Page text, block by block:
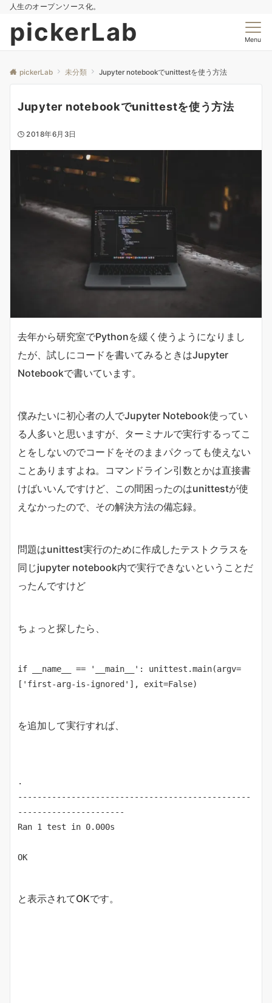
人生のオープンソース化。
pickerLab Menu
pickerLab 未分類 Jupyter notebookでunittestを使う方法
Jupyter notebookでunittestを使う方法
2018年6月3日
去年から研究室でPythonを緩く使うようになりまし
たが、試しにコードを書いてみるときはJupyter
Notebookで書いています。
僕みたいに初心者の人でJupyter Notebook使ってい
る人多いと思いますが、ターミナルで実行するってこ
とをしないのでコードをそのままパクっても使えない
ことありますよね。コマンドライン引数とかは直接書
けばいいんですけど、この間困ったのはunittestが使
えなかったので、その解決方法の備忘録。
問題はunittest実行のために作成したテストクラスを
同じjupyter notebook内で実行できないということだ
ったんですけど
ちょっと探したら、
if __name__ == '__main__': unittest.main(argv=
['first-arg-is-ignored'], exit=False)
を追加して実行すれば、
.
------------------------------------------------
----------------------
Ran 1 test in 0.000s
OK
と表示されてOKです。